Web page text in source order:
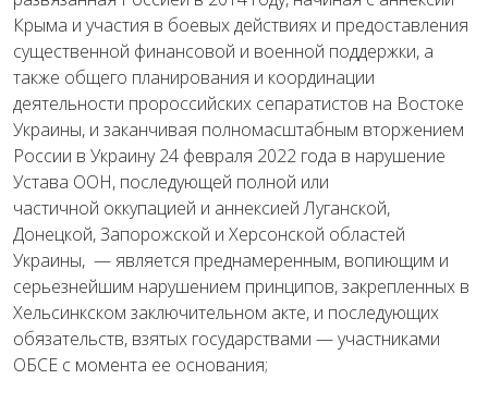
Крыма и участия в боевыхдействиях и предоставления
существенной финансовой и военной поддержки, а
также общего планирования и координации
деятельности пророссийских сепаратистов на Востоке
Украины, и заканчивая полномасштабным вторжением
России в Украину 24 февраля 2022 года в нарушение
Устава ООН, последующей полной или
частичной оккупацией и аннексией Луганской,
Донецкой,Запорожской и Херсонской областей
Украины, — является преднамеренным, вопиющим и
серьезнейшим нарушением принципов,закрепленных в
Хельсинкском заключительном акте, и последующих
обязательств, взятых государствами —участниками
ОБСЕ с момента ее основания;